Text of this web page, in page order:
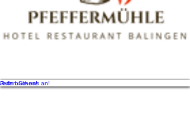
Rufen Sie uns an!
Jetzt buchen!